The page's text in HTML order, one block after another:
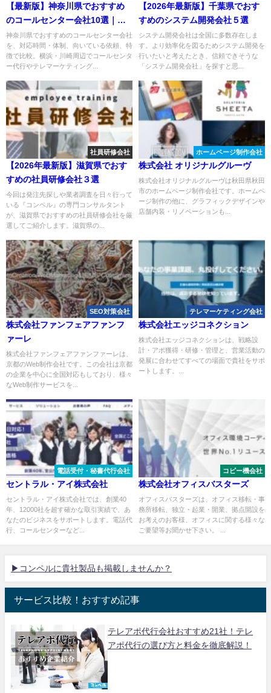
【最新版】神奈川県でおすすめ
のコールセンター会社10選｜横
浜・川崎の外注先を比較
神奈川県でおすすめのコールセンター会社
を、対応時間・体制、向いている依頼、特
徴で比較。横浜・川崎周辺でコールセンタ
ー代行やテレマーケティング...
【2026年最新版】千葉県でおす
すめのシステム開発会社５選
システム開発会社は全国に多数存在しま
す。より効率化を図るためシステム開発を
行いたいと考えたとき、信頼できそうな
「システム開発会社」を探すと思...
社員研修会社
【2026年最新版】滋賀県でおす
すめの社員研修会社３選
今回は発注先探しや業者調査を日々行って
いる『コンペル』の専門コンサルタント
が、滋賀県でおすすめの社員研修会社を厳
選してご紹介します。滋賀県の...
ホームページ制作会社
株式会社 オリジナルグルーヴ
株式会社オリジナルグルーヴは秋田県秋田
市のホームページ制作会社です。ホームペ
ージ制作の他に、グラフィックデザインや
店舗内装・リノベーションも...
SEO対策会社
株式会社ファンフェアファンフ
ァーレ
株式会社ファンフェアファンファーレは、
京都のWeb制作会社です。この会社は京都
の企業を中心に全国対応もしており、様々
なWeb制作サービスを...
テレマーケティング会社
株式会社エッジコネクション
株式会社エッジコネクションは、戦略設
計・アポ獲得・研修・管理と、営業活動の
発展に合わせてすべての場面で貴社をサポ
ートします。...
電話受付・秘書代行会社
セントラル・アイ株式会社
セントラル・アイ株式会社では、創業40
年、12000社を超す確かな取引実績で、あ
なたのビジネスをサポートします。電話代
行、コールセンターなど...
コピー機会社
株式会社オフィスバスターズ
オフィスバスターズは、オフィス移転・事
務所移転、独立・起業・開業、拠点開設を
お考えのお客様、オフィスに関する様々な
ご要望等お聞かせ下さい。 ...
▶コンペルに貴社製品も掲載しませんか？
サービス比較！おすすめ記事
テレアポ代行会社おすすめ21社！テレ
アポ代行の選び方と料金を徹底解説！